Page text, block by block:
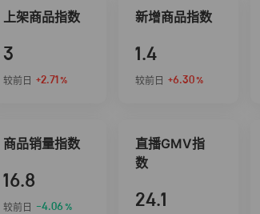
上架商品指数
3
较前日 +2.71 %
新增商品指数
1.4
较前日 +6.30%
商品销量指数
16.8
较前日 -4.06 %
直播GMV指
数
24.1